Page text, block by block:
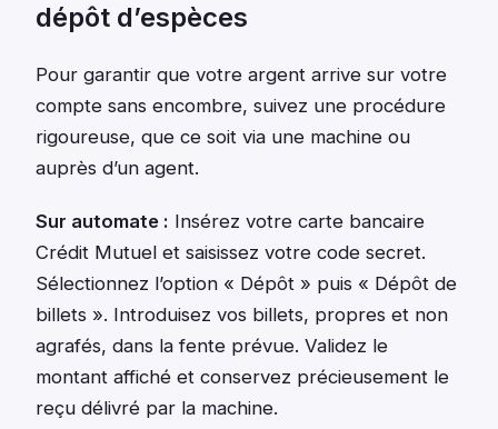
dépôt d’espèces
Pour garantir que votre argent arrive sur votre
compte sans encombre, suivez une procédure
rigoureuse, que ce soit via une machine ou
auprès d’un agent.
Sur automate : Insérez votre carte bancaire
Crédit Mutuel et saisissez votre code secret.
Sélectionnez l’option « Dépôt » puis « Dépôt de
billets ». Introduisez vos billets, propres et non
agrafés, dans la fente prévue. Validez le
montant affiché et conservez précieusement le
reçu délivré par la machine.